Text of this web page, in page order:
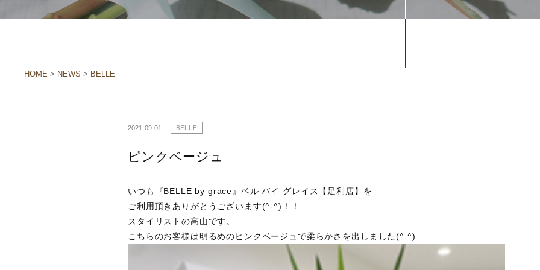
HOME > NEWS > BELLE
2021-09-01 BELLE
ピンクベージュ
いつも『BELLE by grace』ベル バイ グレイス【足利店】を
ご利用頂きありがとうございます(^-^)！！
スタイリストの高山です。
こちらのお客様は明るめのピンクベージュで柔らかさを出しました(^ ^)